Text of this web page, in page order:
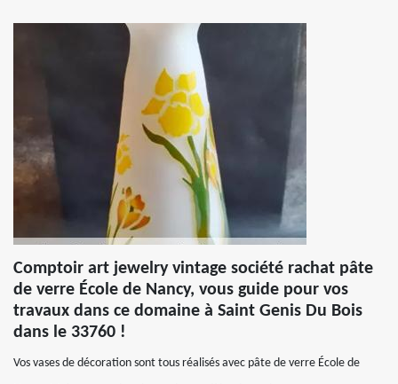
Comptoir art jewelry vintage société rachat pâte
de verre École de Nancy, vous guide pour vos
travaux dans ce domaine à Saint Genis Du Bois
dans le 33760 !
Vos vases de décoration sont tous réalisés avec pâte de verre École de